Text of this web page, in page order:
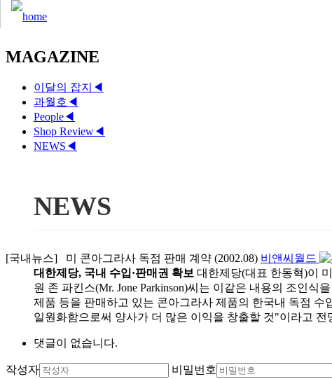
MAGAZINE
이달의 잡지 ◀
과월호 ◀
People◀
Shop Review◀
NEWS ◀
NEWS
[국내뉴스] 미 콘아그라사 독점 판매 계약 (2002.08) 비앤씨월드
대한제당, 국내 수입·판매권 확보 대한제당(대표 한동혁)이
원 존 파킨스(Mr. Jone Parkinson)씨는 이같은 내용의 조인
제품 등을 판매하고 있는 콘아그라사 제품의 한국내 독점
일원화함으로써 양사가 더 많은 이익을 창출할 것"이라고 전
댓글이 없습니다.
작성자 비밀번호